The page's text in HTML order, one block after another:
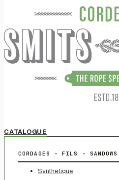
CATALOGUE
CORDAGES - FILS - SANDOWS
Synthétique